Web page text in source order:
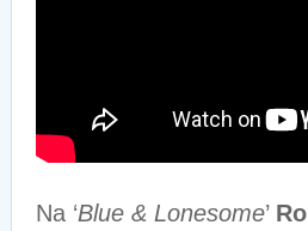
Na ‘Blue & Lonesome’